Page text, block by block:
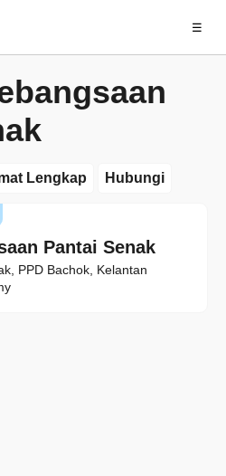
☰
Lengkap Hubungi
Pantai Senak
PPD Bachok, Kelantan